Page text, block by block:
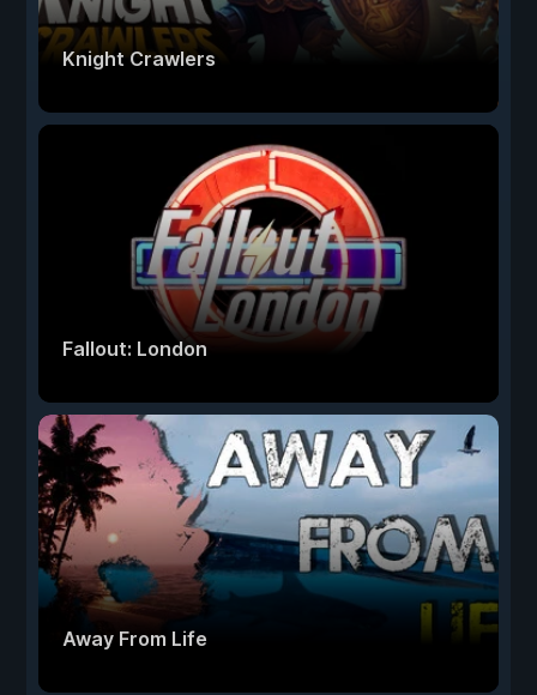
Knight Crawlers
Fallout: London
Away From Life